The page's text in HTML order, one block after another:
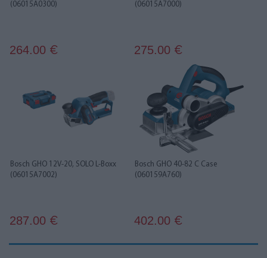
(06015A0300)
264.00 €
(06015A7000)
275.00 €
Bosch GHO 12V-20, SOLO L-Boxx
(06015A7002)
287.00 €
Bosch GHO 40-82 C Case
(060159A760)
402.00 €